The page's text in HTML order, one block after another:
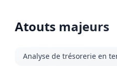
Atouts majeurs
Analyse de trésorerie en